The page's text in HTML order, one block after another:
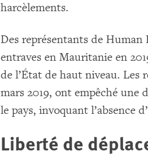
harcèlements.
Des représentants de
entraves en Mauritanie en
de l’État de haut niveau. Les
mars 2019, ont empêché une
le pays, invoquant l’absence
Liberté de